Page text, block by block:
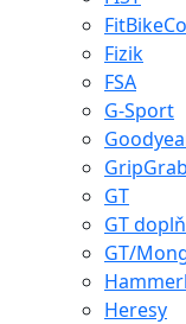
FitBikeCo
Fizik
FSA
G-Sport
GripGrab
GT
GT
GT/
Heresy